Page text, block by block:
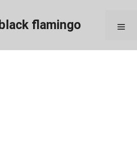
black flamingo